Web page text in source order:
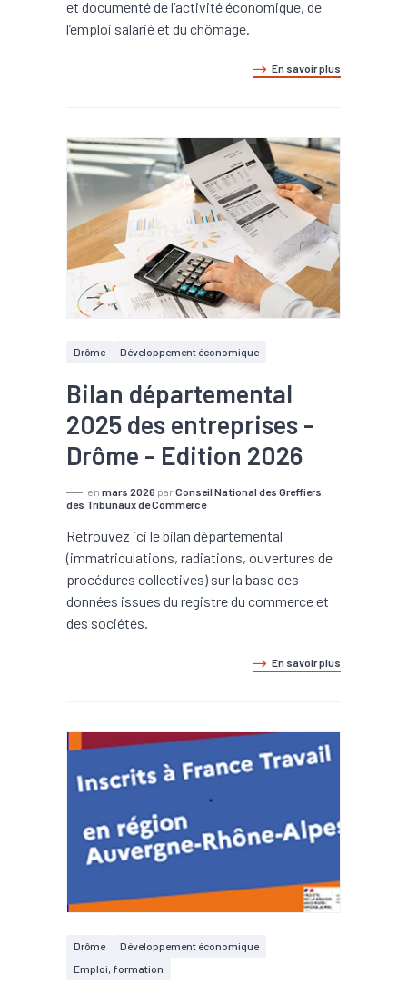
et documenté de l’activité économique, de
l’emploi salarié et du chômage.
En savoir plus
Drôme Développement économique
Bilan départemental
2025 des entreprises -
Drôme - Edition 2026
en mars 2026 par Conseil National des Greffiers
des Tribunaux de Commerce
Retrouvez ici le bilan départemental
(immatriculations, radiations, ouvertures de
procédures collectives) sur la base des
données issues du registre du commerce et
des sociétés.
En savoir plus
Drôme
Développement économique
Emploi, formation